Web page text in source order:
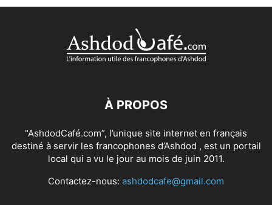
À PROPOS
"AshdodCafé.com”, l’unique site internet en français
destiné à servir les francophones d’Ashdod , est un portail
local qui a vu le jour au mois de juin 2011.
Contactez-nous: ashdodcafe@gmail.com